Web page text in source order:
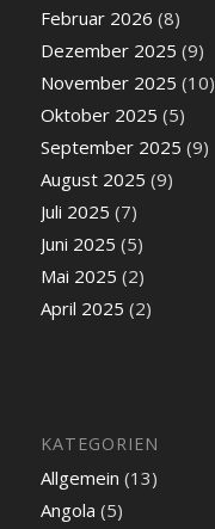
Februar 2026 (8)
Dezember 2025 (9)
November 2025 (10)
Oktober 2025 (5)
September 2025 (9)
August 2025 (9)
Juli 2025 (7)
Juni 2025 (5)
Mai 2025 (2)
April 2025 (2)
KATEGORIEN
Allgemein (13)
Angola (5)